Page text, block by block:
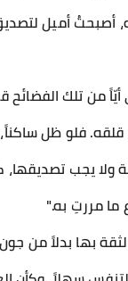
أصبحتُ أميل
من تلك الفضائح
فلو ظل
يجب تصديقها،
مررتِ به."
بها بدلاً من